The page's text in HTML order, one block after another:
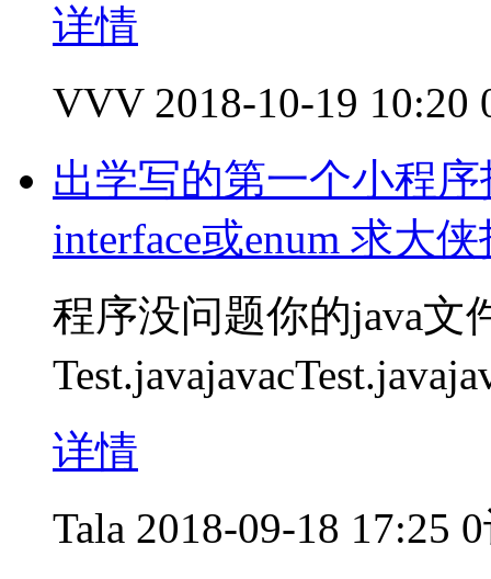
详情
VVV 2018-10-19 10:20
出学写的第一个小程序
interface或enum 求大
程序没问题你的java文
详情
Tala 2018-09-18 17:25